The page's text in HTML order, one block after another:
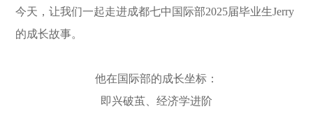
今天，让我们一起走进成都七中国际部2025届毕业生Jerry
的成长故事。
他在国际部的成长坐标：
即兴破茧、经济学进阶